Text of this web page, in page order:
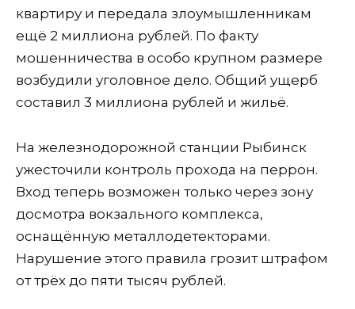
квартиру и передала злоумышленникам
ещё 2 миллиона рублей. По факту
мошенничества в особо крупном размере
возбудили уголовное дело. Общий ущерб
составил 3 миллиона рублей и жильё.
На железнодорожной станции Рыбинск
ужесточили контроль прохода на перрон.
Вход теперь возможен только через зону
досмотра вокзального комплекса,
оснащённую металлодетекторами.
Нарушение этого правила грозит штрафом
от трёх до пяти тысяч рублей.